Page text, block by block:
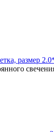
размер